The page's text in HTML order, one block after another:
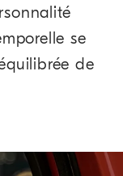
se
de